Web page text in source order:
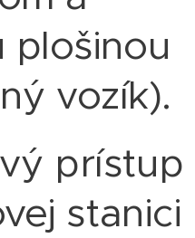
plošinou
vozík).
prístup
stanici